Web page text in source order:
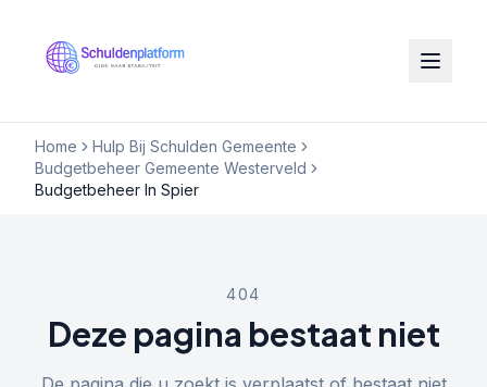
Home
Hulp Bij Schulden Gemeente
Budgetbeheer Gemeente Westerveld
Budgetbeheer In Spier
404
Deze pagina bestaat niet